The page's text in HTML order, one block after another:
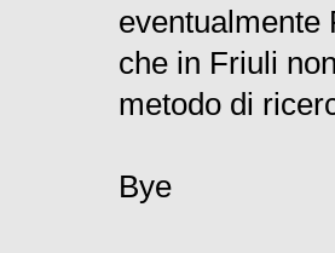
eventualmente
che in Friuli
metodo di
Bye